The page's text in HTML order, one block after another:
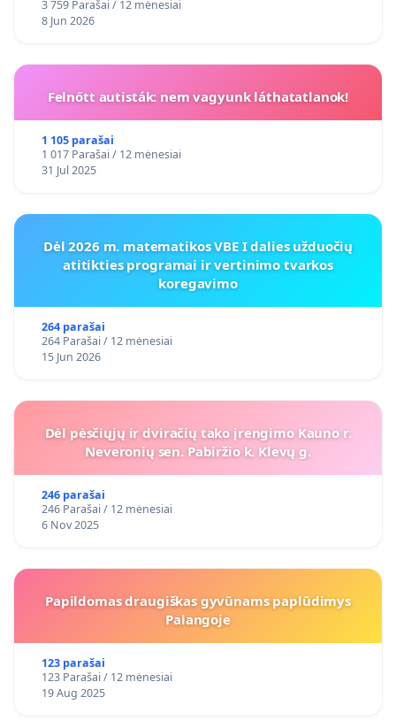
3 759 Parašai / 12 mėnesiai
8 Jun 2026
Felnőtt autisták: nem vagyunk láthatatlanok!
1 105 parašai
1 017 Parašai / 12 mėnesiai
31 Jul 2025
Dėl 2026 m. matematikos VBE I dalies užduočių
atitikties programai ir vertinimo tvarkos
koregavimo
264 parašai
264 Parašai / 12 mėnesiai
15 Jun 2026
Dėl pėsčiųjų ir dviračių tako įrengimo Kauno r.
Neveronių sen. Pabiržio k. Klevų g.
246 parašai
246 Parašai / 12 mėnesiai
6 Nov 2025
Papildomas draugiškas gyvūnams paplūdimys
Palangoje
123 parašai
123 Parašai / 12 mėnesiai
19 Aug 2025